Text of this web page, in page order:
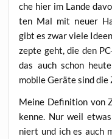
che hier im Lan­de
ten Mal mit neu­er
gibt es zwar vie­le
zep­te geht, die den
das auch schon
mobi­le Gerä­te sind die
Mei­ne Defi­ni­ti­on von
ken­ne. Nur weil
niert und ich es auch